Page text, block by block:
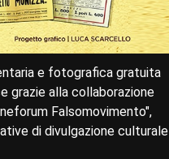
e fotografica gratuita
grazie alla collaborazione
Falsomovimento",
di divulgazione culturale